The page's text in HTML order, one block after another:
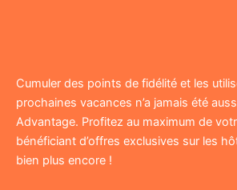
Cumuler des points de fidélité et les
prochaines vacances n’a jamais été
Advantage. Profitez au maximum de
bénéficiant d’offres exclusives sur les
bien plus encore !